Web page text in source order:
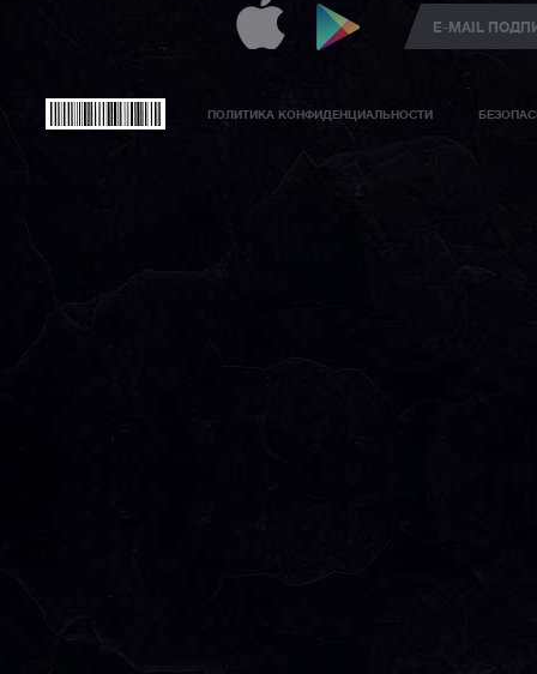
ПОЛИТИКА КОНФИДЕНЦИАЛЬНОСТИ